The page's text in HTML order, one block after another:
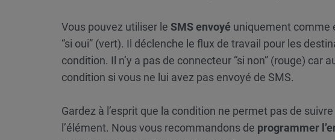
Vous pouvez utiliser le SMS envoyé uniquement comme
“si oui” (vert). Il déclenche le flux de travail pour les
condition. Il n’y a pas de connecteur “si non” (rouge)
condition si vous ne lui avez pas envoyé de SMS.
Gardez à l’esprit que la condition ne permet pas de
l’élément. Nous vous recommandons de programmer